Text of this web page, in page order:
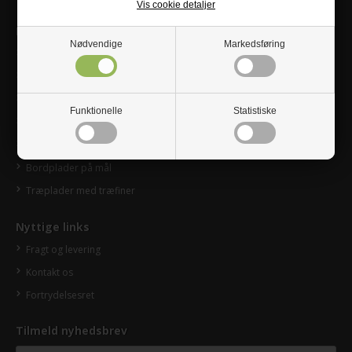
Nødvendige Markedsføring
Funktionelle Statistiske
Vis cookie detaljer
Leder du efter?
Træplader på mål
Trækasser på mål
Vinduesbundstykke på mål
Olie og Lak til træplader
Bordplader på mål
Træplader med træfiner
Nyttige links
Fragt og levering
Kontakt os
Fortrydelsesret
Tilmeld nyhedsbrev